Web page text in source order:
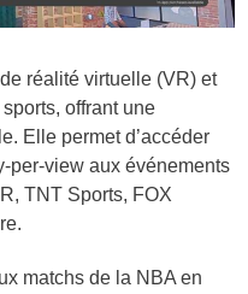
réalité virtuelle (VR) et
offrant une
Elle permet d’accéder
per-view aux événements
TNT Sports, FOX
matchs de la NBA en